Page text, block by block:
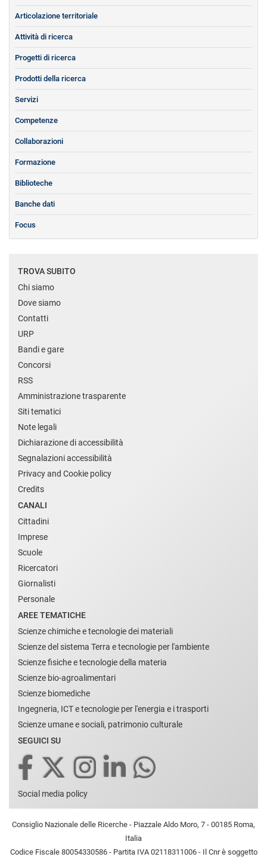
Articolazione territoriale
Attività di ricerca
Progetti di ricerca
Prodotti della ricerca
Servizi
Competenze
Collaborazioni
Formazione
Biblioteche
Banche dati
Focus
TROVA SUBITO
Chi siamo
Dove siamo
Contatti
URP
Bandi e gare
Concorsi
RSS
Amministrazione trasparente
Siti tematici
Note legali
Dichiarazione di accessibilità
Segnalazioni accessibilità
Privacy and Cookie policy
Credits
CANALI
Cittadini
Imprese
Scuole
Ricercatori
Giornalisti
Personale
AREE TEMATICHE
Scienze chimiche e tecnologie dei materiali
Scienze del sistema Terra e tecnologie per l'ambiente
Scienze fisiche e tecnologie della materia
Scienze bio-agroalimentari
Scienze biomediche
Ingegneria, ICT e tecnologie per l'energia e i trasporti
Scienze umane e sociali, patrimonio culturale
SEGUICI SU
Social media policy
Consiglio Nazionale delle Ricerche - Piazzale Aldo Moro, 7 - 00185 Roma,
Italia
Codice Fiscale 80054330586 - Partita IVA 02118311006 - Il Cnr è soggetto